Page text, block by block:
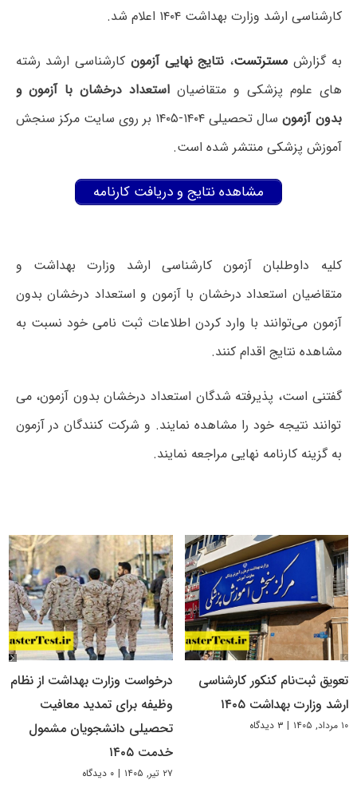
کارشناسی ارشد وزارت بهداشت ۱۴۰۴ اعلام شد.
به گزارش مسترتست، نتایج نهایی آزمون کارشناسی ارشد رشته
های علوم پزشکی و متقاضیان استعداد درخشان با آزمون و
بدون آزمون
سال تحصیلی ۱۴۰۴-۱۴۰۵ بر روی سایت مرکز سنجش
آموزش پزشکی منتشر شده است.
مشاهده نتایج و دریافت کارنامه
کلیه داوطلبان آزمون کارشناسی ارشد وزارت بهداشت و
متقاضیان استعداد درخشان با آزمون و استعداد درخشان بدون
آزمون می‌توانند با وارد کردن اطلاعات ثبت نامی خود نسبت به
مشاهده نتایج اقدام کنند.
گفتنی است، پذیرفته شدگان استعداد درخشان بدون آزمون، می
توانند نتیجه خود را مشاهده نمایند. و شرکت کنندگان در آزمون
به گزینه کارنامه نهایی مراجعه نمایند.
تعویق ثبت‌نام کنکور کارشناسی
ارشد وزارت بهداشت ۱۴۰۵
۱۰ مرداد, ۱۴۰۵ | ۳ دیدگاه
درخواست وزارت بهداشت از نظام
وظیفه برای تمدید معافیت
تحصیلی دانشجویان مشمول
خدمت ۱۴۰۵
۲۷ تیر, ۱۴۰۵ | ۰ دیدگاه